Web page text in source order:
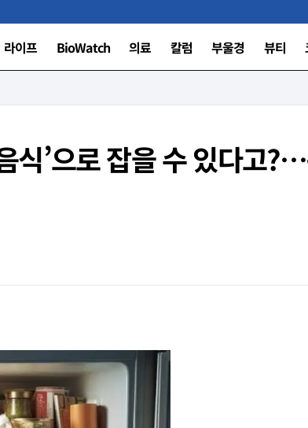
라이프 BioWatch 의료 칼럼 부울경 뷰티
식’으로 잡을 수 있다고